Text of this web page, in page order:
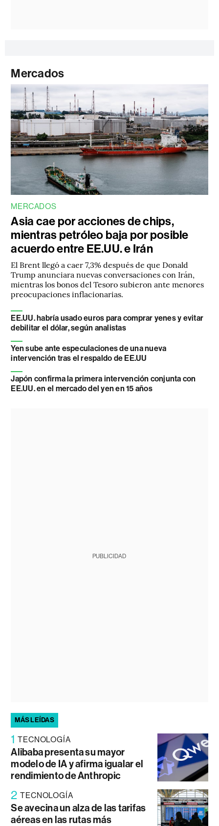
Mercados
MERCADOS
Asia cae por acciones de chips,
mientras petróleo baja por posible
acuerdo entre EE.UU. e Irán
El Brent llegó a caer 7,3% después de que Donald
Trump anunciara nuevas conversaciones con Irán,
mientras los bonos del Tesoro subieron ante menores
preocupaciones inflacionarias.
EE.UU. habría usado euros para comprar yenes y evitar
debilitar el dólar, según analistas
Yen sube ante especulaciones de una nueva
intervención tras el respaldo de EE.UU
Japón confirma la primera intervención conjunta con
EE.UU. en el mercado del yen en 15 años
PUBLICIDAD
MÁS LEÍDAS
1 TECNOLOGÍA
Alibaba presenta su mayor
modelo de IA y afirma igualar el
rendimiento de Anthropic
2 TECNOLOGÍA
Se avecina un alza de las tarifas
aéreas en las rutas más